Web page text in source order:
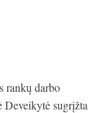
rankų darbo
Deveikytė sugrįžta